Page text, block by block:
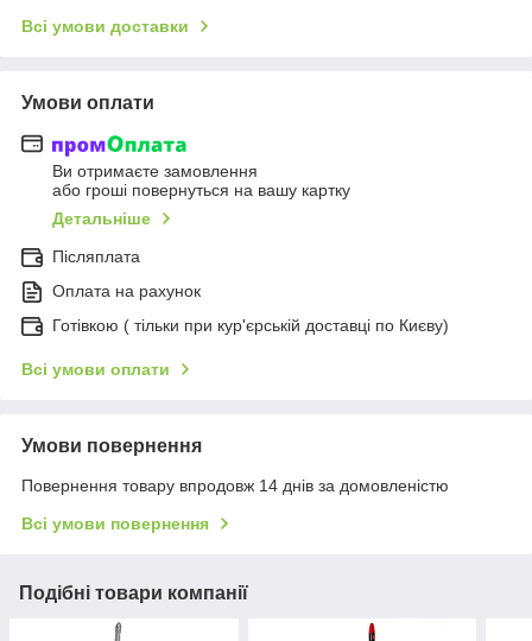
Всі умови доставки
Умови оплати
Ви отримаєте замовлення
або гроші повернуться на вашу картку
Детальніше
Післяплата
Оплата на рахунок
Готівкою ( тільки при кур'єрській доставці по Києву)
Всі умови оплати
Умови повернення
Повернення товару впродовж 14 днів за домовленістю
Всі умови повернення
Подібні товари компанії